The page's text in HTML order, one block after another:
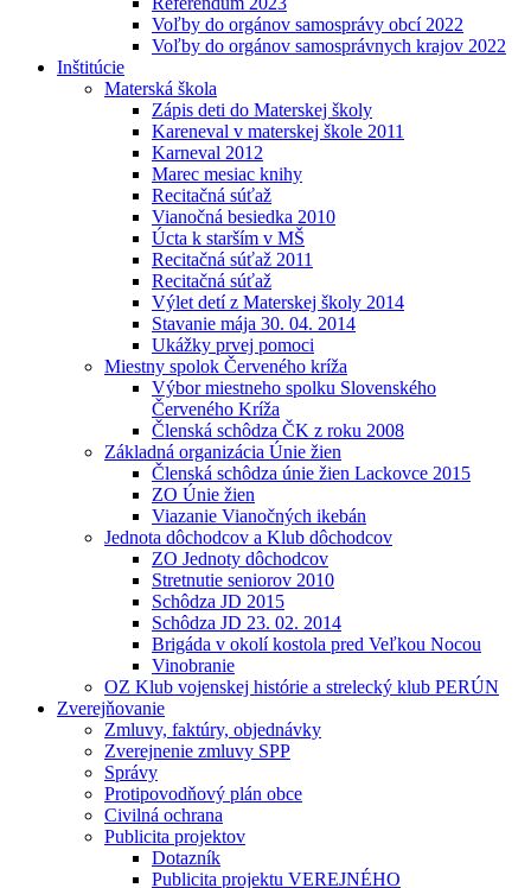
Voľby do orgánov samosprávy obcí 2022
Voľby do orgánov samosprávnych krajov 2022
Inštitúcie
Materská škola
Zápis deti do Materskej školy
Kareneval v materskej škole 2011
Karneval 2012
Marec mesiac knihy
Recitačná súťaž
Vianočná besiedka 2010
Úcta k starším v MŠ
Recitačná súťaž 2011
Recitačná súťaž
Výlet detí z Materskej školy 2014
Stavanie mája 30. 04. 2014
Ukážky prvej pomoci
Miestny spolok Červeného kríža
Výbor miestneho spolku Slovenského
Červeného Kríža
Členská schôdza ČK z roku 2008
Základná organizácia Únie žien
Členská schôdza únie žien Lackovce 2015
ZO Únie žien
Viazanie Vianočných ikebán
Jednota dôchodcov a Klub dôchodcov
ZO Jednoty dôchodcov
Stretnutie seniorov 2010
Schôdza JD 2015
Schôdza JD 23. 02. 2014
Brigáda v okolí kostola pred Veľkou Nocou
Vinobranie
OZ Klub vojenskej histórie a strelecký klub PERÚN
Zverejňovanie
Zmluvy, faktúry, objednávky
Zverejnenie zmluvy SPP
Správy
Protipovodňový plán obce
Civilná ochrana
Publicita projektov
Dotazník
Publicita projektu VEREJNÉHO